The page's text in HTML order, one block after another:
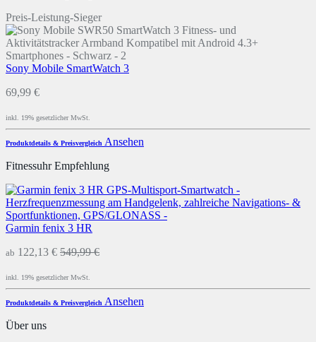
Preis-Leistung-Sieger
Sony Mobile SmartWatch 3
69,99 €
inkl. 19% gesetzlicher MwSt.
Produktdetails & Preisvergleich Ansehen
Fitnessuhr Empfehlung
Garmin fenix 3 HR
ab 122,13 € 549,99 €
inkl. 19% gesetzlicher MwSt.
Produktdetails & Preisvergleich Ansehen
Über uns